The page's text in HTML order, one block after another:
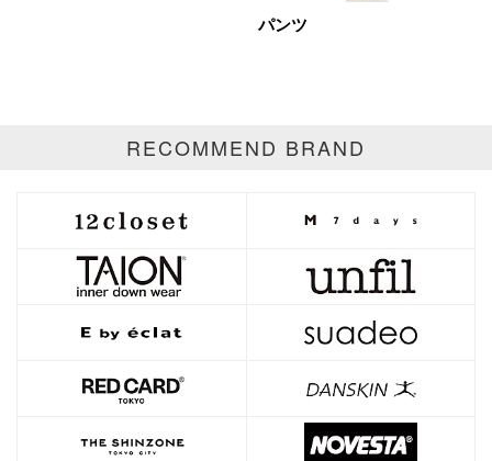
パンツ
RECOMMEND BRAND